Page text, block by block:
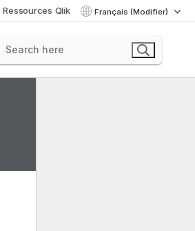
Ressources Qlik Français (Modifier)